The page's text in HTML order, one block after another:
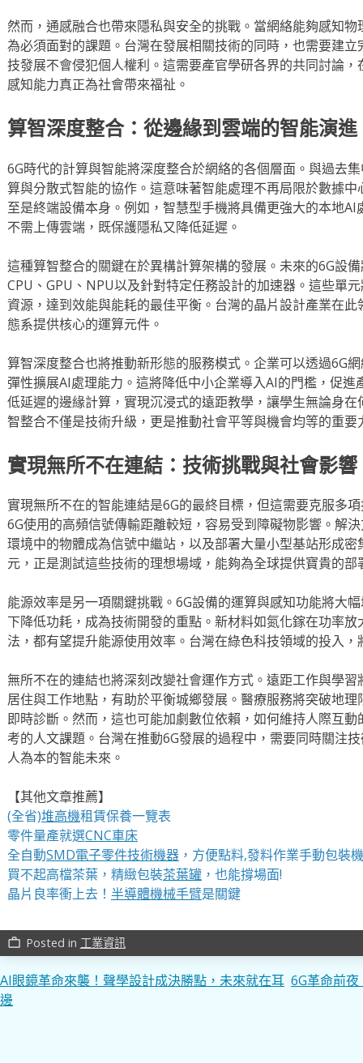
然而，通感融合也帶來隱私與安全的挑戰。當網絡能夠感知
為必須面對的課題。台灣在發展相關技術的同時，也需要建
技發展不會侵犯個人權利。這需要產官學研各界的共同討論
感知能力真正為社會帶來福祉。
算智深度整合：從邊緣到雲端的智能演進
6G時代的計算與智能將深度整合於網絡的各個層面。與過去
算與分散式智能的協作。這意味著智能處理不再局限於數據
至是終端設備本身。例如，智慧型手機將具備更強大的本地
不需上傳雲端，既保護隱私又降低延遲。
這種算智整合的關鍵在於異構計算架構的發展。未來的6G設
CPU、GPU、NPU以及針對特定任務設計的加速器。這些單
資源，達到效能與能耗的最佳平衡。台灣的晶片設計產業在
態系提供核心的運算元件。
算智深度整合也將推動新形態的服務模式。企業可以透過6G
彈性擴展AI處理能力。這將降低中小企業導入AI的門檻，促
低延遲的邊緣計算，實現沉浸式的遠距教學，讓學生無論身
智整合不僅是技術升級，更是推動社會平等與機會均等的重要
實現無所不在連結：技術挑戰與社會影響
實現無所不在的智能連結是6G的最終目標，但這需要克服多
6G使用的高頻信號傳輸距離較短，容易受到障礙物影響。解
環境中的物體成為信號中繼站，以及部署大量小型基站形成
元，正是測試這些技術的理想場域，能夠為全球提供寶貴的部
能源效率是另一項關鍵挑戰。6G設備的運算與感知功能將大
下降低功耗，成為技術開發的重點。新材料如氮化鎵在功率
法，都有望提升能源使用效率。台灣在綠色科技領域的投入
無所不在的連結也將深刻改變社會運作方式。遠距工作與學
居住與工作地點，有助於平衡城鄉發展。醫療服務將突破地
即時診斷。然而，這也可能加劇數位依賴，如何維持人際互
考的人文課題。台灣在推動6G發展的過程中，需要同時關注
人為本的智能未來。
【其他文章推薦】
(全省)堆高機租賃保養一覽表
零件量產就選CNC車床
全自動SMD電子零件技術機器，方便點料,發料作業手動包裝機
買不起高檔茶葉，精緻包裝茶葉罐，也能撐場面!
晶片良率衝上去！ 半導體機械手臂是關鍵
work_outline Posted in 工業資訊
文
章
AI眼鏡革命來襲！聲學設計成決勝點，未來就在耳
邊
6G革命前